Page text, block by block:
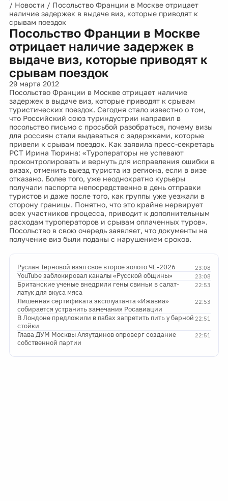
/ Новости / Посольство Франции в Москве отрицает
наличие задержек в выдаче виз, которые приводят к
срывам поездок
Посольство Франции в Москве
отрицает наличие задержек в
выдаче виз, которые приводят к
срывам поездок
29 марта 2012
Посольство Франции в Москве отрицает наличие
задержек в выдаче виз, которые приводят к срывам
туристических поездок. Сегодня стало известно о том,
что Российский союз туриндустрии направил в
посольство письмо с просьбой разобраться, почему визы
для россиян стали выдаваться с задержками, которые
привели к срывам поездок. Как заявила пресс-секретарь
РСТ Ирина Тюрина: «Туроператоры не успевают
проконтролировать и вернуть для исправления ошибки в
визах, отменить выезд туриста из региона, если в визе
отказано. Более того, уже неоднократно курьеры
получали паспорта непосредственно в день отправки
туристов и даже после того, как группы уже уезжали в
сторону границы. Понятно, что это крайне нервирует
всех участников процесса, приводит к дополнительным
расходам туроператоров и срывам оплаченных туров».
Посольство в свою очередь заявляет, что документы на
получение виз были поданы с нарушением сроков.
23:08
Руслан Терновой взял свое второе золото ЧЕ-2026
23:08
YouTube заблокировал каналы «Русской общины»
22:53
Британские ученые внедрили гены свиньи в салат-
латук для вкуса мяса
22:53
Лишенная сертификата эксплуатанта «Ижавиа»
собирается устранить замечания Росавиации
22:51
В Лондоне предложили в пабах запретить пить у барной
стойки
22:51
Глава ДУМ Москвы Аляутдинов опроверг создание
собственной партии